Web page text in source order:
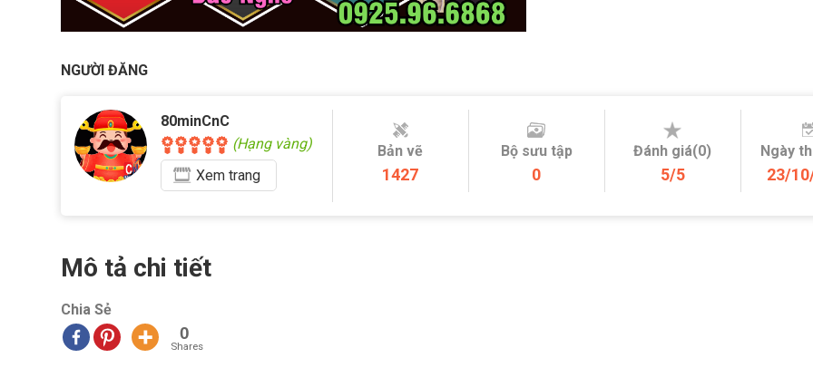
NGƯỜI ĐĂNG
80minCnC
(Hạng vàng)
Xem trang
Bản vẽ
1427
Bộ sưu tập
0
Đánh giá(0)
5/5
Ngày
23/
Mô tả chi tiết
Chia Sẻ
0
Shares